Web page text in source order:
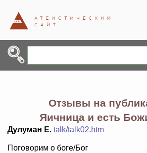
Отзывы на
Яичница и есть
Дулуман Е. talk/talk02.htm
Поговорим о боге/Бог